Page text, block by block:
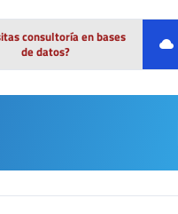
consultoría en bases
de datos?